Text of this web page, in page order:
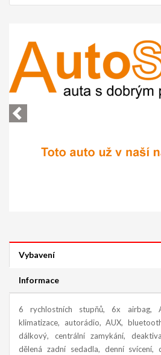
Vybavení
Informace
6 rychlostních stupňů, 6x airbag,
klimatizace, autorádio, AUX,
dálkový, centrální zamykání,
dělená zadní sedadla, denní svícení,